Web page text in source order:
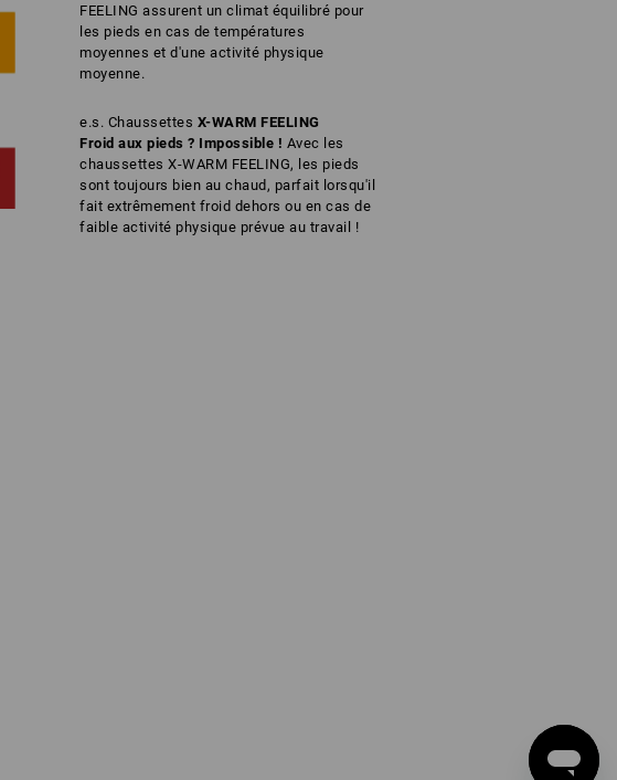
FEELING assurent un climat équilibré pour
les pieds en cas de températures
moyennes et d'une activité physique
moyenne.
e.s. Chaussettes X-WARM FEELING
Froid aux pieds ? Impossible ! Avec les
chaussettes X-WARM FEELING, les pieds
sont toujours bien au chaud, parfait lorsqu'il
fait extrêmement froid dehors ou en cas de
faible activité physique prévue au travail !